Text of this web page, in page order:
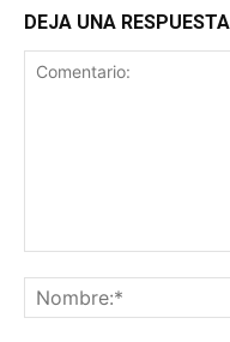
DEJA UNA RESPUESTA